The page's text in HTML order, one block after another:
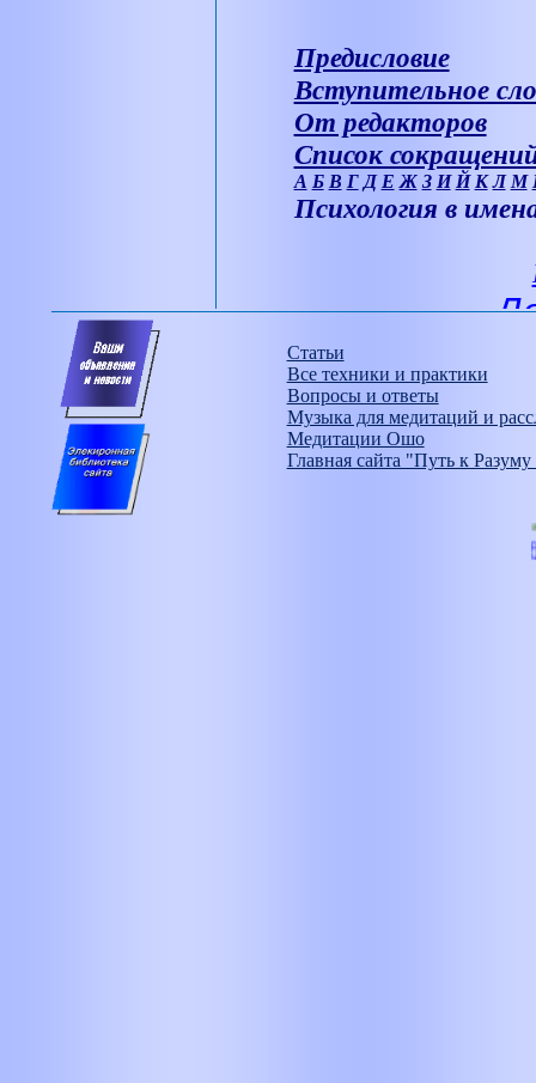
Предисловие
Вступительное
От редакторов
Список
А Б В Г Д Е Ж З И Й К Л М
Психология в
Статьи
Все техники и практики
Вопросы и ответы
Музыка для медитаций и
Медитации Ошо
Главная сайта "Путь к